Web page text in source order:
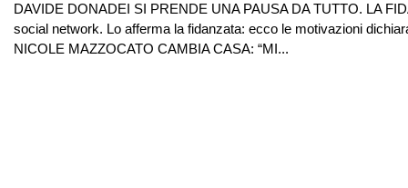
DAVIDE DONADEI SI PRENDE UNA PAUSA DA TUTTO. LA
social network. Lo afferma la fidanzata: ecco le motivazioni
NICOLE MAZZOCATO CAMBIA CASA: “MI...